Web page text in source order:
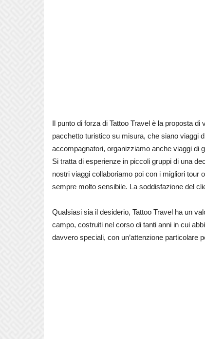
Il punto di forza di Tattoo Travel è la proposta
pacchetto turistico su misura, che siano viaggi
accompagnatori, organizziamo anche viaggi di
Si tratta di esperienze in piccoli gruppi di una
nostri viaggi collaboriamo poi con i migliori tour
sempre molto sensibile. La soddisfazione del
Qualsiasi sia il desiderio, Tattoo Travel ha un
campo, costruiti nel corso di tanti anni in cui
davvero speciali, con un’attenzione particolare